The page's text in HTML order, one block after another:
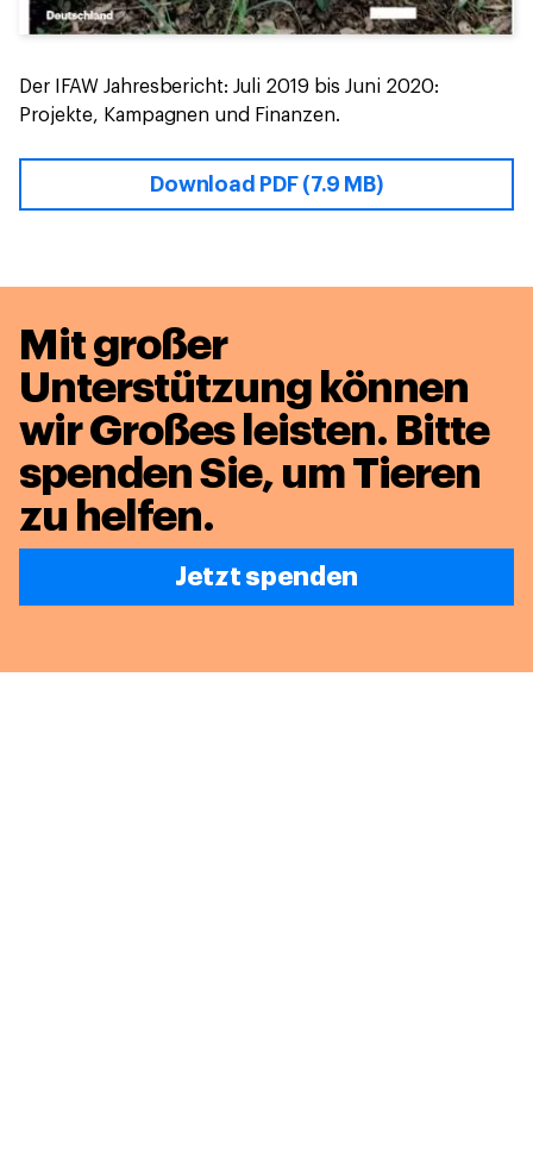
Der IFAW Jahresbericht: Juli 2019 bis Juni 2020:
Projekte, Kampagnen und Finanzen.
Download PDF (7.9 MB)
Mit großer
Unterstützung können
wir Großes leisten. Bitte
spenden Sie, um Tieren
zu helfen.
Jetzt spenden